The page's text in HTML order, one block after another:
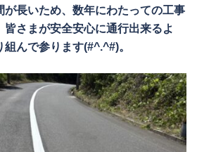
が長いため、数年にわたっての工事
さまが安全安心に通行出来るよ
んで参ります(#^.^#)。